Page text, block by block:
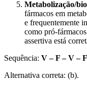
Metabolização/
fármacos em
e frequentemente
como pró-
assertiva está
Sequência: V – F – V –
Alternativa correta: (b).